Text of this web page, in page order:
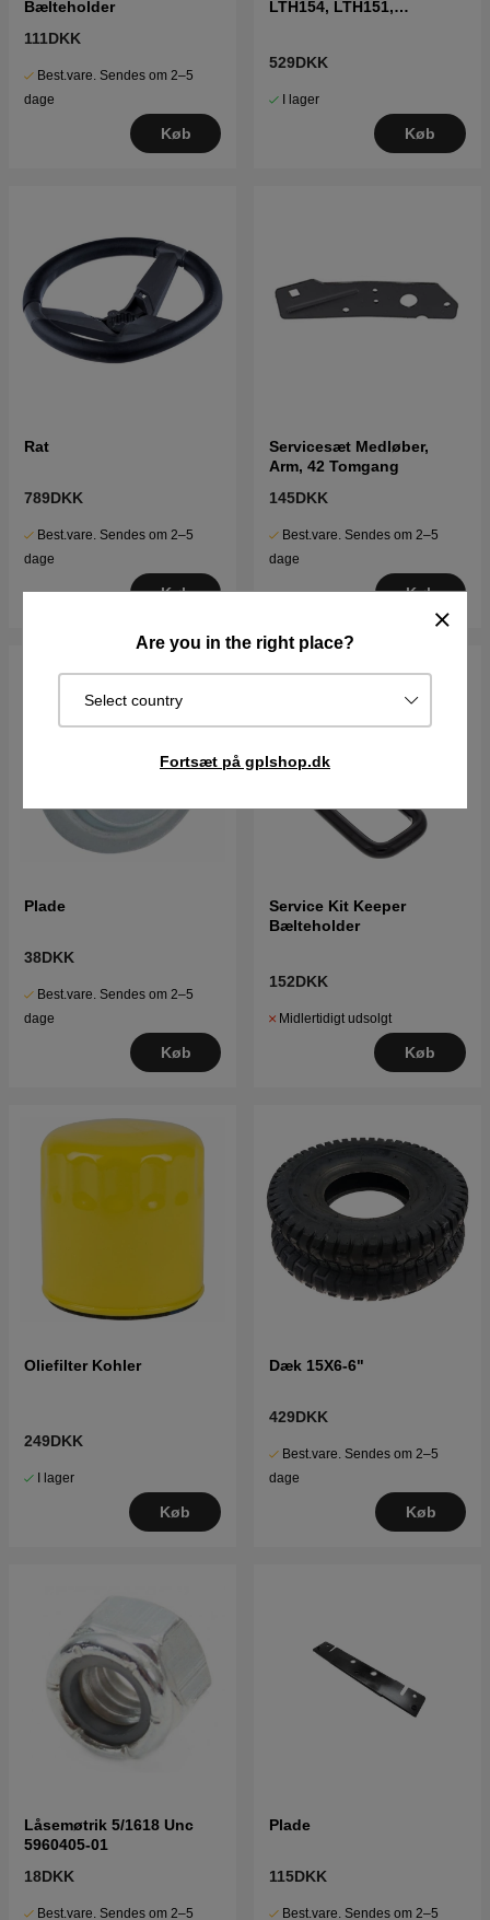
Are you in the right place?
Select country
Fortsæt på gplshop.dk
Bælteholder
111DKK
Best.vare. Sendes om 2–5
dage
Køb
LTH154, LTH151,
529DKK
I lager
Køb
Rat
789DKK
Best.vare. Sendes om 2–5
dage
Køb
Servicesæt Medløber,
Arm, 42 Tomgang
145DKK
Best.vare. Sendes om 2–5
dage
Køb
Plade
38DKK
Best.vare. Sendes om 2–5
dage
Køb
Service Kit Keeper
Bælteholder
152DKK
Midlertidigt udsolgt
Køb
Oliefilter Kohler
249DKK
I lager
Køb
Dæk 15X6-6"
429DKK
Best.vare. Sendes om 2–5
dage
Køb
Låsemøtrik 5/1618 Unc
5960405-01
18DKK
Best.vare. Sendes om 2–5
Plade
115DKK
Best.vare. Sendes om 2–5